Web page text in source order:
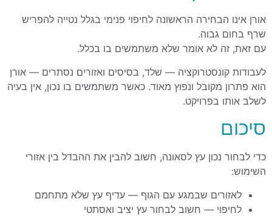
אורן אינו הבחירה הראשונה לחיפוי פנימי בגלל נטייה להפריש
שרף בחום גבוה.
עם זאת, זה לא אומר שלא משתמשים בו בכלל.
לעבודות קונסטרוקציה — שלד, בסיסים ואזורים נסתרים — אורן
הוא פתרון מקובל ונפוץ מאוד. כאשר משתמשים בו נכון, אין בעיה
לשלב אותו בפרויקט.
סיכום
כדי לבחור נכון עץ לסאונה, חשוב להבין את ההבדל בין אזורי
השימוש:
לאזורים שבמגע עם הגוף — עדיף עץ שלא מתחמם
לחיפוי — חשוב לבחור עץ יציב ואסתטי